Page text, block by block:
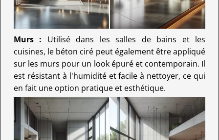
Murs : Utilisé dans les salles de bains et les
cuisines, le béton ciré peut également être appliqué
sur les murs pour un look épuré et contemporain. Il
est résistant à l'humidité et facile à nettoyer, ce qui
en fait une option pratique et esthétique.